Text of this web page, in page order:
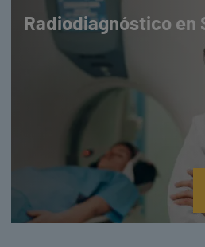
Radiodiagnóstico en